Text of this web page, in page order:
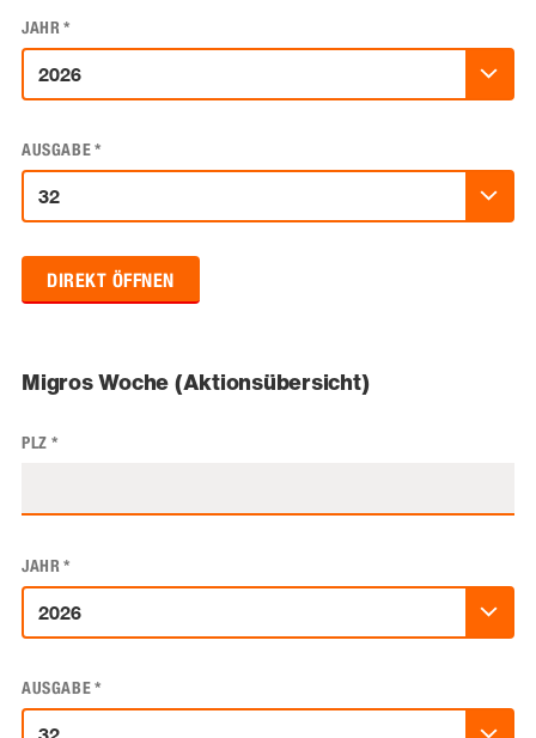
JAHR*
AUSGABE*
DIREKT ÖFFNEN
Migros Woche (Aktionsübersicht)
PLZ *
JAHR*
AUSGABE*